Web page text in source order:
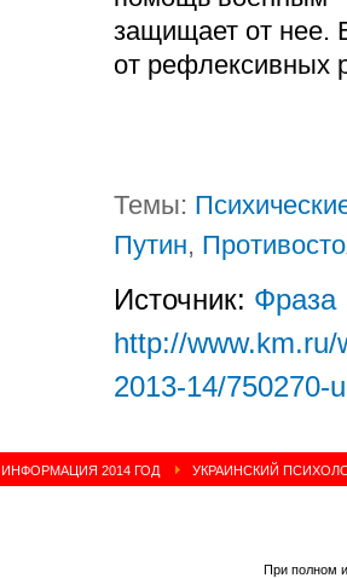
защищает от нее.
от рефлексивных
Темы:
Путин,
Источник: Фраза
http://www.km.ru/
2013-14/750270-
ИНФОРМАЦИЯ 2014 ГОД УКРАИНСКИЙ
При полном